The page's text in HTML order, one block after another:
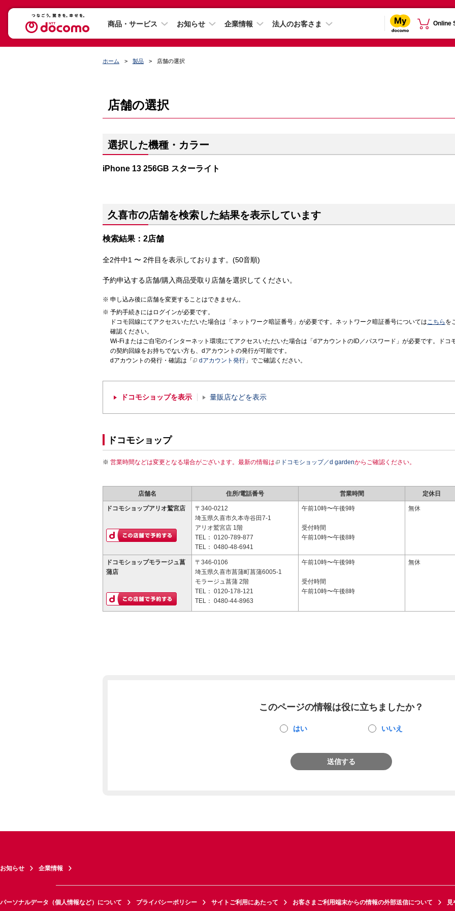
商品・サービス お知らせ 企業情報 法人のお客さま Online
ホーム 製品 店舗の選択
店舗の選択
選択した機種・カラー
iPhone 13 256GB スターライト
久喜市の店舗を検索した結果を表示しています
検索結果：2店舗
全2件中1 〜 2件目を表示しております。(50音順)
予約申込する店舗/購入商品受取り店舗を選択してください。
申し込み後に店舗を変更することはできません。
予約手続きにはログインが必要です。
ドコモ回線にてアクセスいただいた場合は「ネットワーク暗証番号」が必要です。ネットワーク暗証番号についてはこちら を
確認ください。
Wi-Fiまたはご自宅のインターネット環境にてアクセスいただいた場合は「dアカウントのID／パスワード」が必要です。ドコ
の契約回線をお持ちでない方も、dアカウントの発行が可能です。
dアカウントの発行・確認は「
dアカウント発行 」でご確認ください。
ドコモショップを表示 量販店などを表示
ドコモショップ
営業時間などは変更となる場合がございます。最新の情報は ドコモショップ／d gardenからご確認ください。
店舗名 住所/電話番号 営業時間 定休日
ドコモショップアリオ鷲宮店
〒340-0212
埼玉県久喜市久本寺谷田7-1
アリオ鷲宮店 1階
TEL： 0120-789-877
TEL： 0480-48-6941
午前10時〜午後9時
受付時間
午前10時〜午後8時
無休
ドコモショップモラージュ菖
蒲店
〒346-0106
埼玉県久喜市菖蒲町菖蒲6005-1
モラージュ菖蒲 2階
TEL： 0120-178-121
TEL： 0480-44-8963
午前10時〜午後9時
受付時間
午前10時〜午後8時
無休
このページの情報は役に立ちましたか？
はい いいえ
送信する
お知らせ 企業情報
パーソナルデータ（個人情報など）について プライバシーポリシー サイトご利用にあたって お客さまご利用端末からの情報の外部送信について 見